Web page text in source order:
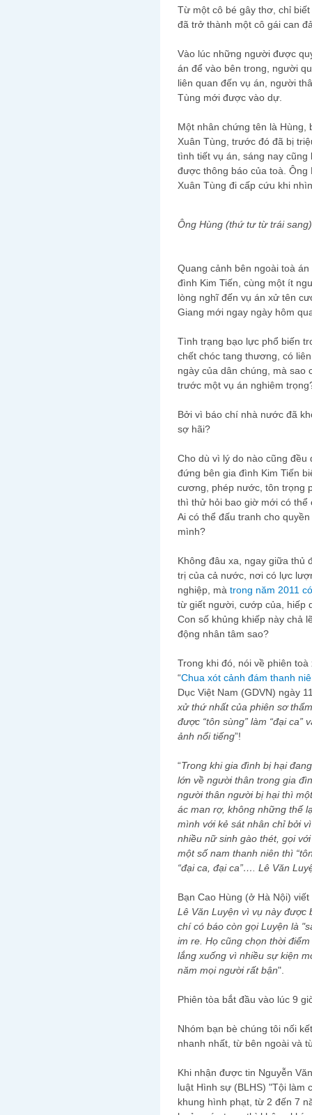
Từ một cô bé gây thơ, chỉ
đã trở thành một cô gái can
Vào lúc những người được
án để vào bên trong, người
liên quan đến vụ án, người
Tùng mới được vào dự.
Một nhân chứng tên là Hùng,
Xuân Tùng, trước đó đã bị
tình tiết vụ án, sáng nay
được thông báo của toà.
Xuân Tùng đi cấp cứu khi
Ông Hùng (thứ tư từ trái
Quang cảnh bên ngoài toà
đình Kim Tiến, cùng một ít
lòng nghĩ đến vụ án xử tên
Giang mới ngay ngày hôm
Tình trạng bạo lực phổ biến
chết chóc tang thương, có
ngày của dân chúng, mà
trước một vụ án nghiêm
Bởi vì báo chí nhà nước đã
sợ hãi?
Cho dù vì lý do nào cũng
đứng bên gia đình Kim Tiến
cương, phép nước, tôn trọng
thì thử hỏi bao giờ mới có
Ai có thể đấu tranh cho
mình?
Không đâu xa, ngay giữa thủ
trị của cả nước, nơi có lực
nghiệp, mà trong năm 2011
từ giết người, cướp của, hiếp
Con số khủng khiếp này chả
động nhân tâm sao?
Trong khi đó, nói về phiên
“Chua xót cảnh đám thanh
Dục Việt Nam (GDVN) ngày
xử thứ nhất của phiên sơ
được “tôn sùng” làm “đại ca”
ảnh nổi tiếng”!
“Trong khi gia đình bị hại
lớn về người thân trong gia
người thân người bị hại thì
ác man rợ, không những thế
mình với kẻ sát nhân chỉ bởi
nhiều nữ sinh gào thét, gọi
một số nam thanh niên thì
“đại ca, đại ca”…. Lê Văn
Bạn Cao Hùng (ở Hà Nội)
Lê Văn Luyện vì vụ này được
chí có báo còn gọi Luyện là
im re. Họ cũng chọn thời
lắng xuống vì nhiều sự kiện
năm mọi người rất bận".
Phiên tòa bắt đầu vào lúc 9
Nhóm bạn bè chúng tôi nối
nhanh nhất, từ bên ngoài và
Khi nhận được tin Nguyễn
luật Hình sự (BLHS) "Tội làm
khung hình phạt, từ 2 đến 7